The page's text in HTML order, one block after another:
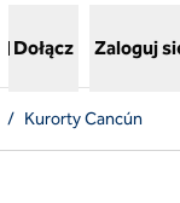
Dołącz Zaloguj
/ Kurorty Cancún